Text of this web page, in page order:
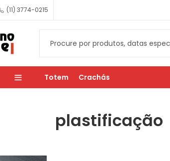
(11) 3774-0215
Totem Crachás
plastificação